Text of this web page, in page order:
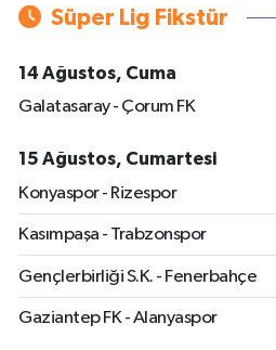
Süper Lig Fikstür
14 Ağustos, Cuma
Galatasaray - Çorum FK
15 Ağustos, Cumartesi
Konyaspor - Rizespor
Kasımpaşa - Trabzonspor
Gençlerbirliği S.K. - Fenerbahçe
Gaziantep FK - Alanyaspor